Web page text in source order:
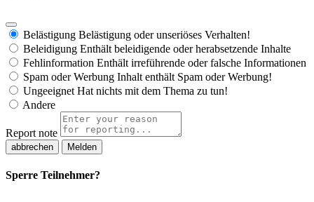
Belästigung Belästigung oder unseriöses Verhalten!
Beleidigung Enthält beleidigende oder herabsetzende Inhalte
Fehlinformation Enthält irreführende oder falsche Informationen
Spam oder Werbung Inhalt enthält Spam oder Werbung!
Ungeeignet Hat nichts mit dem Thema zu tun!
Andere
Report note
Melden
Sperre Teilnehmer?